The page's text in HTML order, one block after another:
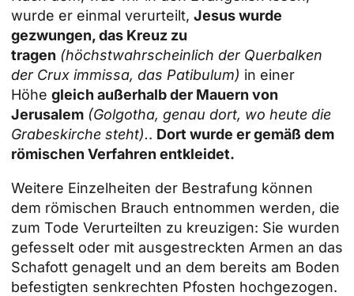
wurde er einmal verurteilt, Jesus wurde
gezwungen, das Kreuz zu
tragen (höchstwahrscheinlich der Querbalken
der Crux immissa, das Patibulum) in einer
Höhe gleich außerhalb der Mauern von
Jerusalem (Golgotha, genau dort, wo heute die
Grabeskirche steht).. Dort wurde er gemäß dem
römischen Verfahren entkleidet.
Weitere Einzelheiten der Bestrafung können
dem römischen Brauch entnommen werden, die
zum Tode Verurteilten zu kreuzigen: Sie wurden
gefesselt oder mit ausgestreckten Armen an das
Schafott genagelt und an dem bereits am Boden
befestigten senkrechten Pfosten hochgezogen.